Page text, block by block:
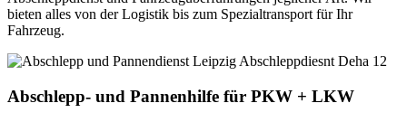
bieten alles von der Logistik bis zum Spezialtransport für Ihr
Fahrzeug.
Abschlepp- und Pannenhilfe für PKW + LKW